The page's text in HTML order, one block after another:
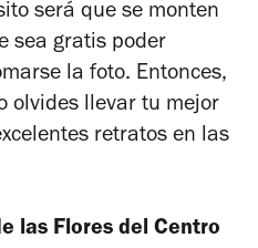
será que se monten
sea gratis poder
la foto. Entonces,
olvides llevar tu mejor
retratos en las
las Flores del Centro